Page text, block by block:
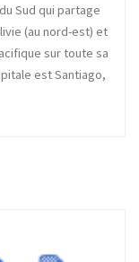
Sud qui partage
(au nord-est) et
sur toute sa
est Santiago,